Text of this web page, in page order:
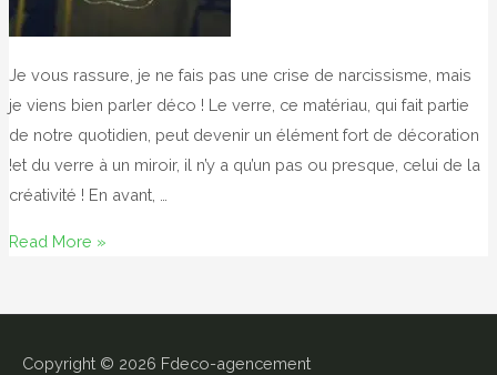
Je vous rassure, je ne fais pas une crise de narcissisme, mais
je viens bien parler déco ! Le verre, ce matériau, qui fait partie
de notre quotidien, peut devenir un élément fort de décoration
!et du verre à un miroir, il n’y a qu’un pas ou presque, celui de la
créativité ! En avant, …
Miroir,
Read More »
Copyright © 2026 Fdeco-agencement